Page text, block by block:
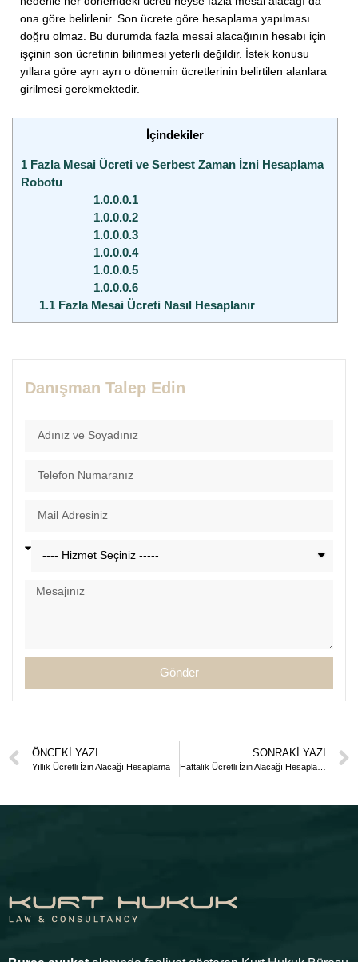
ona göre belirlenir. Son ücrete göre hesaplama yapılması
doğru olmaz. Bu durumda fazla mesai alacağının hesabı için
işçinin son ücretinin bilinmesi yeterli değildir. İstek konusu
yıllara göre ayrı ayrı o dönemin ücretlerinin belirtilen alanlara
girilmesi gerekmektedir.
İçindekiler
1 Fazla Mesai Ücreti ve Serbest Zaman İzni Hesaplama
Robotu
1.0.0.0.1
1.0.0.0.2
1.0.0.0.3
1.0.0.0.4
1.0.0.0.5
1.0.0.0.6
1.1Fazla Mesai Ücreti Nasıl Hesaplanır
Danışman Talep Edin
Gönder
ÖNCEKI YAZI
Yıllık Ücretli İzin Alacağı Hesaplama
SONRAKI YAZI
Haftalık Ücretli İzin Alacağı Hesaplama